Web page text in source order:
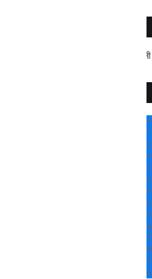
" सांगली दर्पण न्यूज वर
+
°
C
+
+